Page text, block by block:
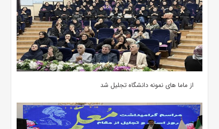
از ماما های نمونه دانشگاه تجلیل شد